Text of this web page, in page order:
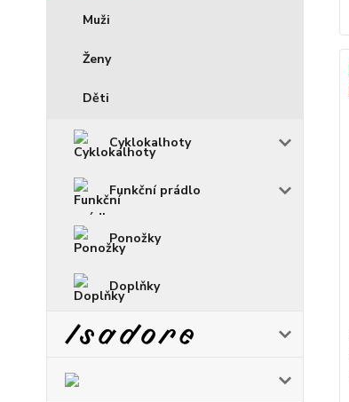
Muži
Ženy
Děti
Cyklokalhoty
Funkční prádlo
Ponožky
Doplňky